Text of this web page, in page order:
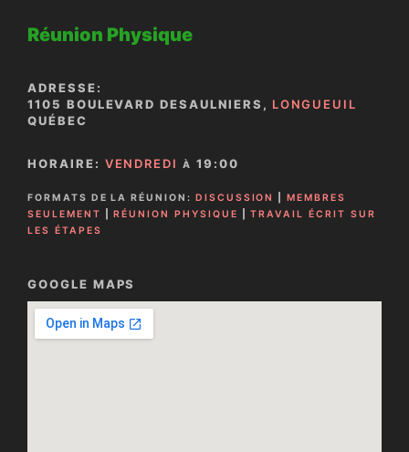
Réunion Physique
ADRESSE:
1105 BOULEVARD DESAULNIERS, LONGUEUIL
QUÉBEC
HORAIRE: VENDREDI À 19:00
FORMATS DE LA RÉUNION: DISCUSSION |MEMBRES
SEULEMENT
|RÉUNION PHYSIQUE |TRAVAIL ÉCRIT SUR
LES ÉTAPES
GOOGLE MAPS